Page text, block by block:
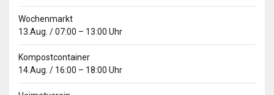
Wochenmarkt
13.Aug. /07:00 – 13:00 Uhr
Kompostcontainer
14.Aug. / 16:00 – 18:00 Uhr